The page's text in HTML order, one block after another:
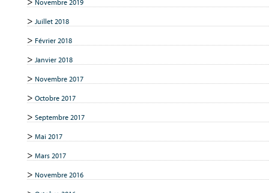
Novembre 2019
Juillet 2018
Février 2018
Janvier 2018
Novembre 2017
Octobre 2017
Septembre 2017
Mai 2017
Mars 2017
Novembre 2016